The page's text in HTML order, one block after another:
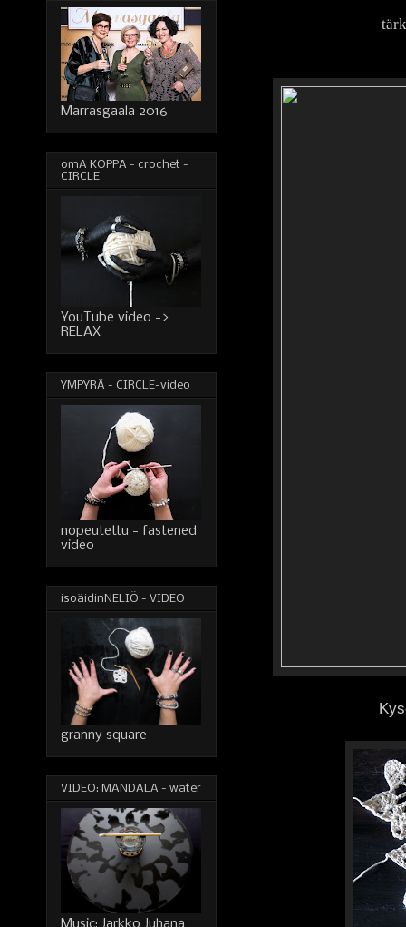
Marrasgaala 2016
omA KOPPA - crochet -
CIRCLE
YouTube video ->
RELAX
YMPYRÄ - CIRCLE-video
nopeutettu - fastened
video
isoäidinNELIÖ - VIDEO
granny square
VIDEO: MANDALA - water